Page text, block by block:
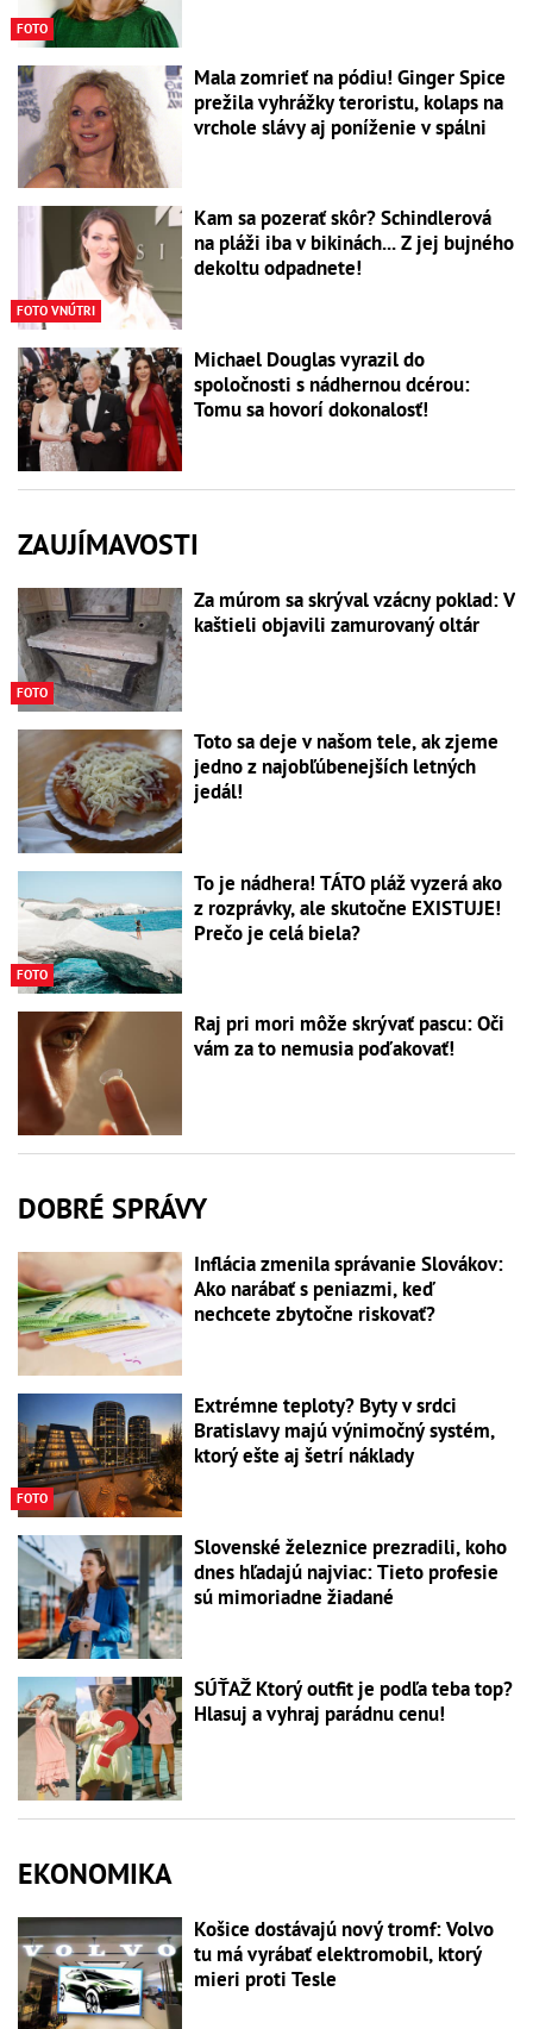
FOTO
Mala zomrieť na pódiu! Ginger Spice
prežila vyhrážky teroristu, kolaps na
vrchole slávy aj poníženie v spálni
FOTO VNÚTRI
Kam sa pozerať skôr? Schindlerová
na pláži iba v bikinách... Z jej bujného
dekoltu odpadnete!
Michael Douglas vyrazil do
spoločnosti s nádhernou dcérou:
Tomu sa hovorí dokonalosť!
ZAUJÍMAVOSTI
FOTO
Za múrom sa skrýval vzácny poklad: V
kaštieli objavili zamurovaný oltár
Toto sa deje v našom tele, ak zjeme
jedno z najobľúbenejších letných
jedál!
FOTO
To je nádhera! TÁTO pláž vyzerá ako
z rozprávky, ale skutočne EXISTUJE!
Prečo je celá biela?
Raj pri mori môže skrývať pascu: Oči
vám za to nemusia poďakovať!
DOBRÉ SPRÁVY
Inflácia zmenila správanie Slovákov:
Ako narábať s peniazmi, keď
nechcete zbytočne riskovať?
FOTO
Extrémne teploty? Byty v srdci
Bratislavy majú výnimočný systém,
ktorý ešte aj šetrí náklady
Slovenské železnice prezradili, koho
dnes hľadajú najviac: Tieto profesie
sú mimoriadne žiadané
SÚŤAŽ Ktorý outfit je podľa teba top?
Hlasuj a vyhraj parádnu cenu!
EKONOMIKA
Košice dostávajú nový tromf: Volvo
tu má vyrábať elektromobil, ktorý
mieri proti Tesle